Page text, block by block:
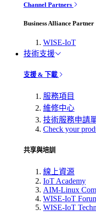
Channel Partners
Business Alliance Partner
WISE-IoT
技術支援
支援 & 下載
服務項目
維修中心
技術服務申請
Check your
共享與培訓
線上資源
IoT Academy
AIM-Linux
WISE-IoT
WISE-IoT